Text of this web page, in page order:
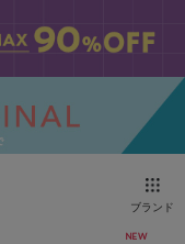
ブランド